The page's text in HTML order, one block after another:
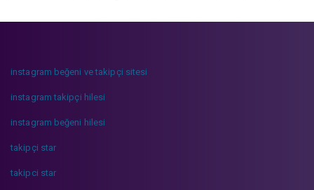
instagram beğeni ve takipçi sitesi
instagram takipçi hilesi
instagram beğeni hilesi
takipçi star
takipci star